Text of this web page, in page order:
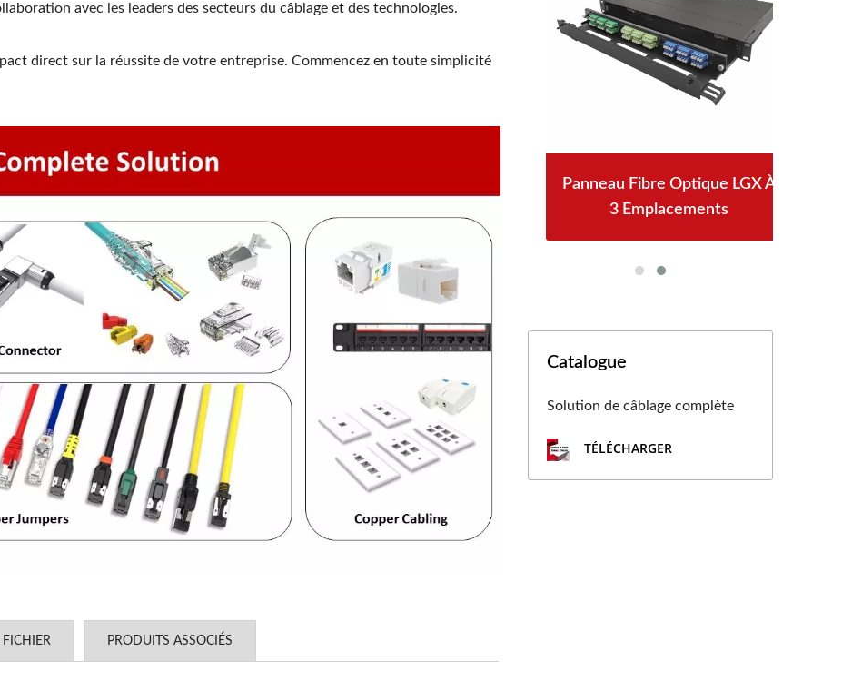
avec les leaders des secteurs du câblage et des technologies.
direct sur la réussite de votre entreprise. Commencez en toute simplicité
FICHIER PRODUITS ASSOCIÉS
Panneau Fibre Optique LGX À
3 Emplacements
Catalogue
Solution de câblage complète
TÉLÉCHARGER